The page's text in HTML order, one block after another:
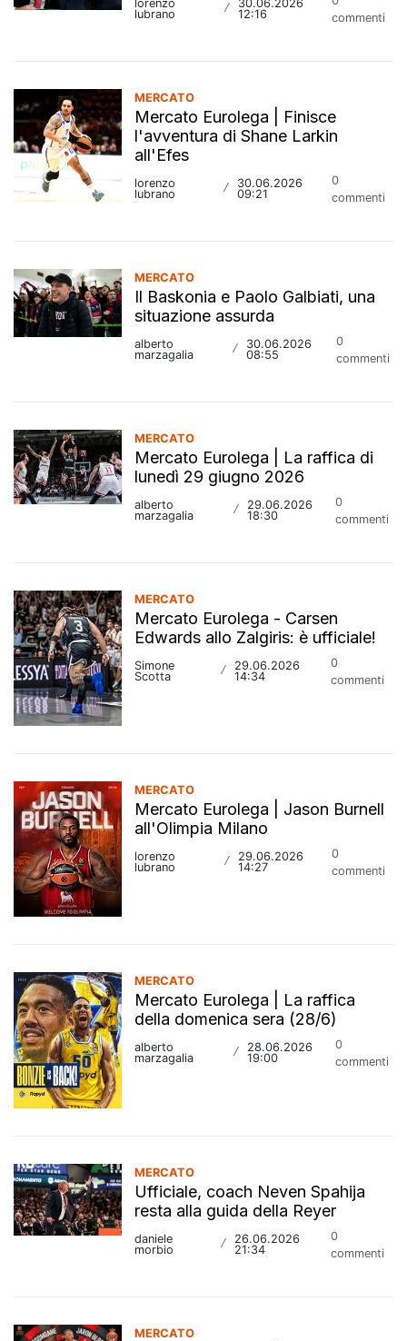
lorenzo
lubrano
/
30.06.2026
12:16
commenti
MERCATO
Mercato Eurolega | Finisce
l'avventura di Shane Larkin
all'Efes
lorenzo
lubrano
/
30.06.2026
09:21
0
commenti
MERCATO
Il Baskonia e Paolo Galbiati, una
situazione assurda
alberto
marzagalia
/
30.06.2026
08:55
0
commenti
MERCATO
Mercato Eurolega | La raffica di
lunedì 29 giugno 2026
alberto
marzagalia
/
29.06.2026
18:30
0
commenti
MERCATO
Mercato Eurolega - Carsen
Edwards allo Zalgiris: è ufficiale!
Simone
Scotta
/
29.06.2026
14:34
0
commenti
MERCATO
Mercato Eurolega | Jason Burnell
all'Olimpia Milano
lorenzo
lubrano
/
29.06.2026
14:27
0
commenti
MERCATO
Mercato Eurolega | La raffica
della domenica sera (28/6)
alberto
marzagalia
/
28.06.2026
19:00
0
commenti
MERCATO
Ufficiale, coach Neven Spahija
resta alla guida della Reyer
daniele
morbio
/
26.06.2026
21:34
0
commenti
MERCATO